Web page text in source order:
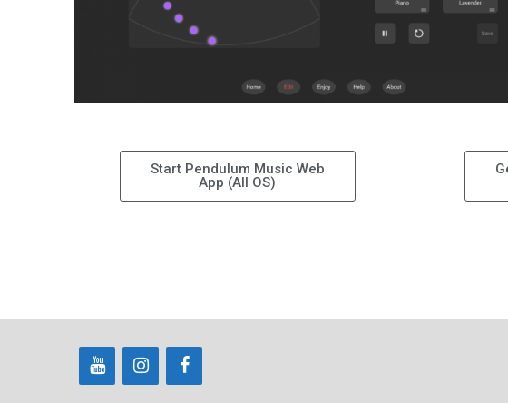
Start Pendulum Music Web
App (All OS)